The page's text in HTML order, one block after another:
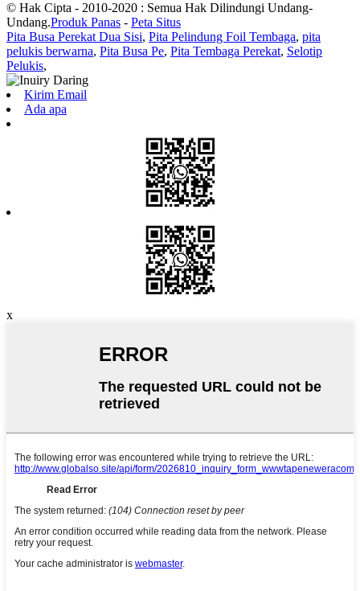
© Hak Cipta - 2010-2020 : Semua Hak Dilindungi Undang-
Undang.Produk Panas - Peta Situs
Pita Busa Perekat Dua Sisi, Pita Pelindung Foil Tembaga, pita
pelukis berwarna, Pita Busa Pe, Pita Tembaga Perekat, Selotip
Pelukis,
Kirim Email
Ada apa
x